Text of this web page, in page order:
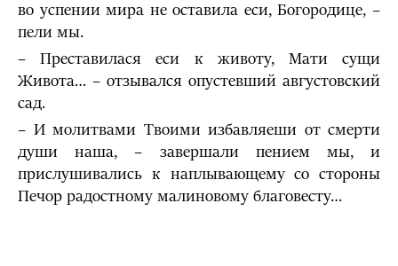
во успении мира не оставила еси, Богородице, –
пели мы.
– Преставилася еси к животу, Мати сущи
Живота… – отзывался опустевший августовский
сад.
– И молитвами Твоими избавляеши от смерти
души наша, – завершали пением мы, и
прислушивались к наплывающему со стороны
Печор радостному малиновому благовесту…